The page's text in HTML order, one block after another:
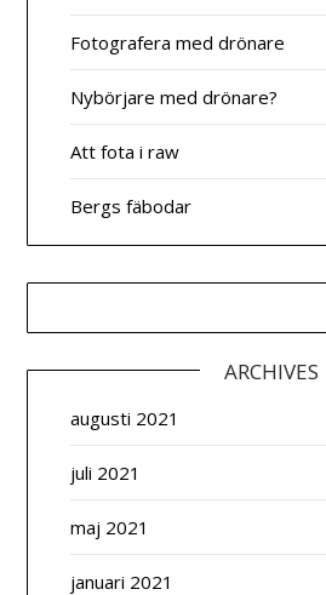
Fotografera med drönare
Nybörjare med drönare?
Att fota i raw
Bergs fäbodar
ARCHIVES
augusti 2021
juli 2021
maj 2021
januari 2021